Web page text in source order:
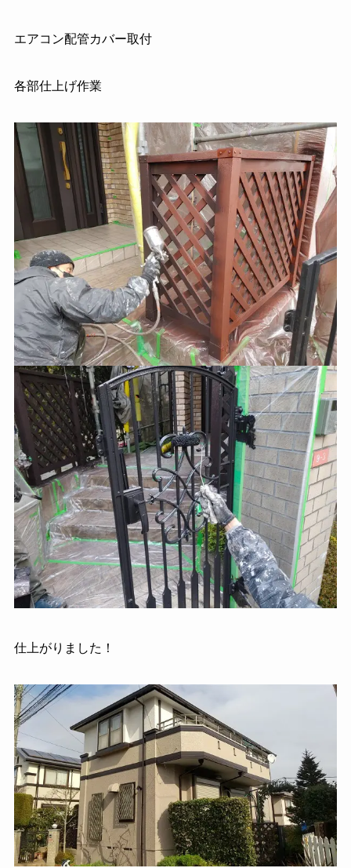
エアコン配管カバー取付
各部仕上げ作業
仕上がりました！